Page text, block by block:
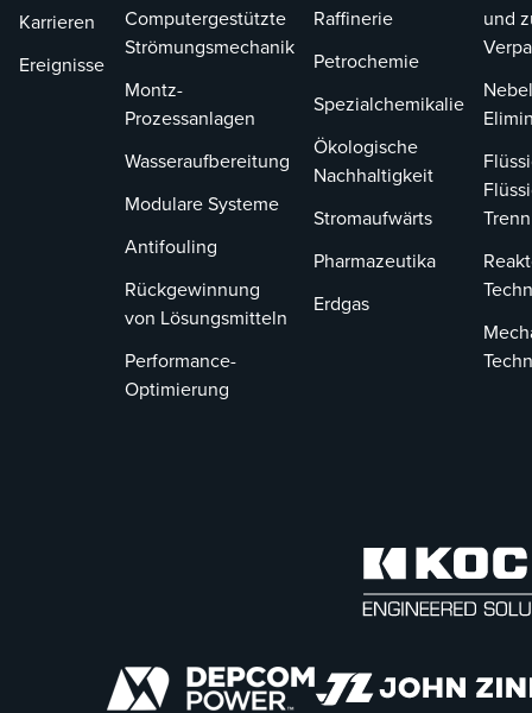
Karrieren
Ereignisse
Computergestützte
Strömungsmechanik
Montz-
Prozessanlagen
Wasseraufbereitung
Modulare Systeme
Antifouling
Rückgewinnung
von Lösungsmitteln
Performance-
Optimierung
Raffinerie
Petrochemie
Spezialchemikalie
Ökologische
Nachhaltigkeit
Stromaufwärts
Pharmazeutika
Erdgas
und